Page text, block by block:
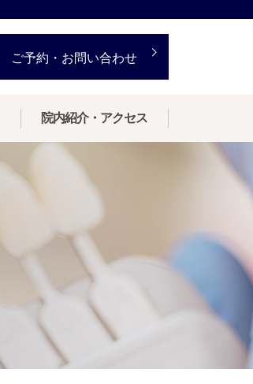
ご予約・お問い合わせ
院内紹介・アクセス